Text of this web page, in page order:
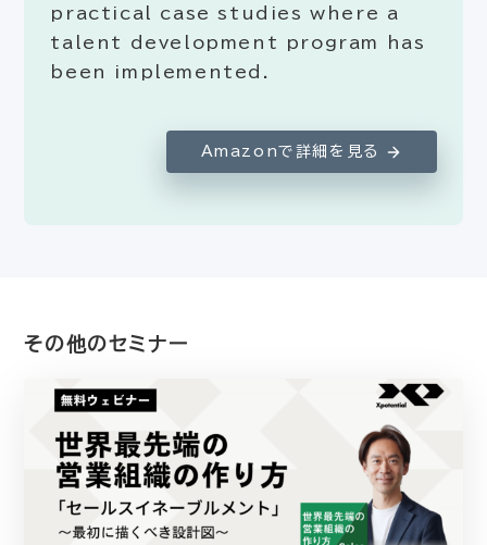
practical case studies where a
talent development program has
been implemented.
Amazonで詳細を見る
その他のセミナー